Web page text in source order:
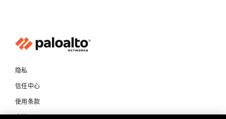
隐私
信任中心
使用条款